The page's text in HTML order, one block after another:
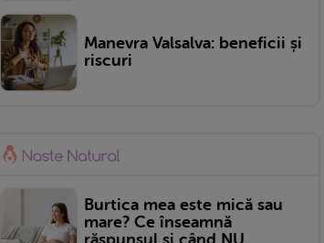
Manevra Valsalva: beneficii și
riscuri
Burtica mea este mică sau
mare? Ce înseamnă